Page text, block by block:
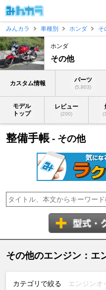
みんカラ
車種別 ホンダ そ
ホンダ
その他
カスタム情報 パーツ
(5,803)
モデル
トップ
レビュー
(200)
整備手帳 - その他
その他のエンジン：エ
カテゴリで絞る エンジンオ